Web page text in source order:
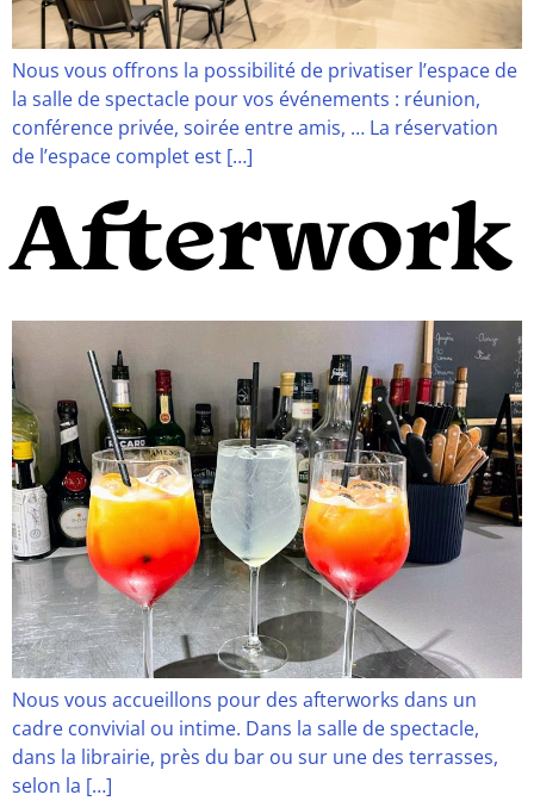
Nous vous offrons la possibilité de privatiser l’espace de
la salle de spectacle pour vos événements : réunion,
conférence privée, soirée entre amis, … La réservation
de l’espace complet est […]
Afterwork
Nous vous accueillons pour des afterworks dans un
cadre convivial ou intime. Dans la salle de spectacle,
dans la librairie, près du bar ou sur une des terrasses,
selon la […]